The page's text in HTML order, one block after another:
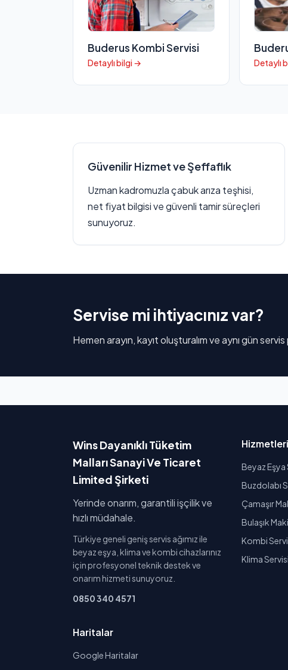
Buderus Kombi Servisi
Detaylı bilgi → Detaylı
Güvenilir Hizmet ve Şeffaflık
Uzman kadromuzla çabuk arıza teşhisi,
net fiyat bilgisi ve güvenli tamir süreçleri
sunuyoruz.
Servise mi ihtiyacınız var?
Hemen arayın, kayıt oluşturalım ve aynı gün servis
Wins Dayanıklı Tüketim
Malları Sanayi Ve Ticaret
Limited Şirketi
Yerinde onarım, garantili işçilik ve
hızlı müdahale.
Türkiye geneli geniş servis ağımız ile
beyaz eşya, klima ve kombi cihazlarınız
için profesyonel teknik destek ve
onarım hizmeti sunuyoruz.
0850 340 4571
Beyaz Eşya
Buzdolabı
Çamaşır
Bulaşık
Kombi
Klima Servisi
Haritalar
Google Haritalar